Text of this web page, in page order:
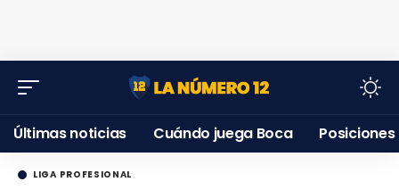
Últimas noticias Cuándo juega Boca Posiciones
LIGA PROFESIONAL